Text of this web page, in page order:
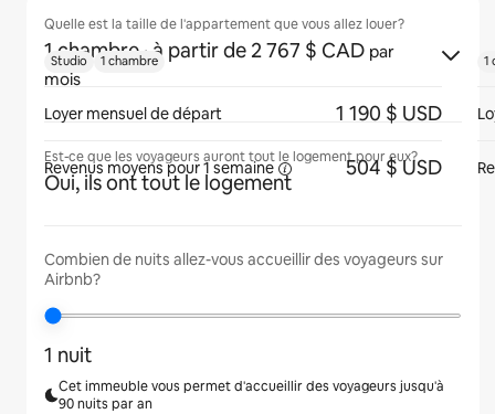
Quelle est la taille de l'appartement que vous allez louer?
1 chambre · à partir de 2 767 $ CAD par
mois
Est-ce que les voyageurs auront tout le logement pour eux?
Oui, ils ont tout le logement
Combien de nuits allez-vous accueillir des voyageurs sur
Airbnb?
1 nuit
Cet immeuble vous permet d'accueillir des voyageurs jusqu'à
90 nuits par an
Studio 1 chambre
Loyer mensuel de départ 1 190 $ USD
Revenus moyens pour1 semaine 504 $ USD
1